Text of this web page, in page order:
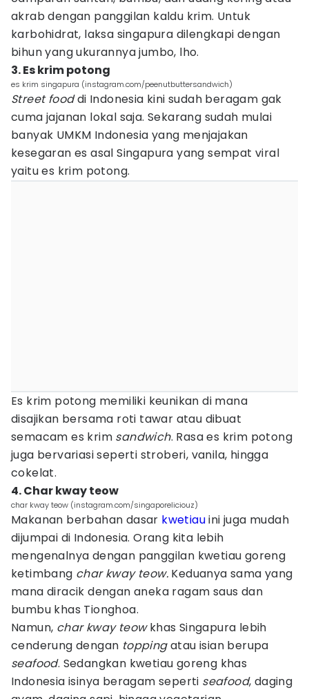
akrab dengan panggilan kaldu krim. Untuk
karbohidrat, laksa singapura dilengkapi dengan
bihun yang ukurannya jumbo, lho.
3. Es krim potong
es krim singapura (instagram.com/peenutbuttersandwich)
Street fooddi Indonesia kini sudah beragam gak
cuma jajanan lokal saja. Sekarang sudah mulai
banyak UMKM Indonesia yang menjajakan
kesegaran es asal Singapura yang sempat viral
yaitu es krim potong.
Es krim potong memiliki keunikan di mana
disajikan bersama roti tawar atau dibuat
semacam es krim sandwich. Rasa es krim potong
juga bervariasi seperti stroberi, vanila, hingga
cokelat.
4. Char kway teow
char kway teow (instagram.com/singaporeliciouz)
Makanan berbahan dasar kwetiauini juga mudah
dijumpai di Indonesia. Orang kita lebih
mengenalnya dengan panggilan kwetiau goreng
ketimbang char kway teow. Keduanya sama yang
mana diracik dengan aneka ragam saus dan
bumbu khas Tionghoa.
Namun, char kway teowkhas Singapura lebih
cenderung dengan toppingatau isian berupa
seafood. Sedangkan kwetiau goreng khas
Indonesia isinya beragam seperti seafood, daging